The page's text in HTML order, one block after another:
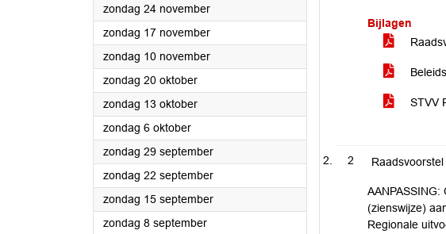
zondag 24 november2024
zondag 17 november2024
zondag 10 november2024
zondag 20 oktober2024
zondag 13 oktober2024
zondag 6 oktober2024
zondag 29 september2024
zondag 22 september2024
zondag 15 september2024
zondag 8 september2024
Bijlagen
STVV
2
(zienswijze)
Regionale